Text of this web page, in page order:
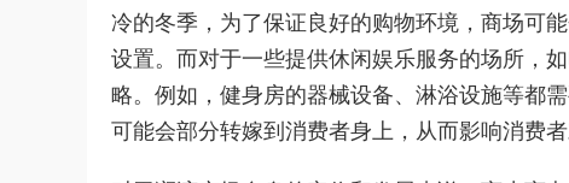
冷的冬季，为了保证良好的购物环境，商场可
设置。而对于一些提供休闲娱乐服务的场所，
略。例如，健身房的器械设备、淋浴设施等都
可能会部分转嫁到消费者身上，从而影响消费